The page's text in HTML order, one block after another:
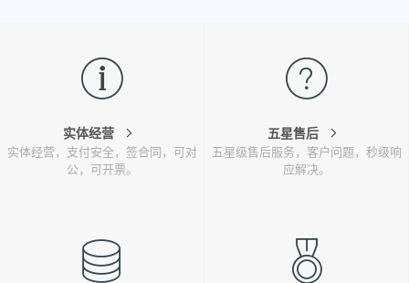
实体经营
实体经营，支付安全，签合同，可对
公，可开票。
五星售后
五星级售后服务，客户问题，秒级响
应解决。